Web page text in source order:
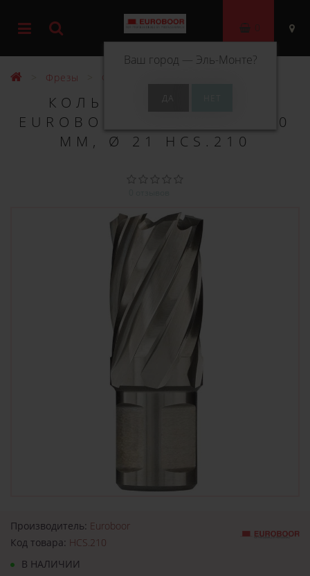
Ваш город — Эль-Монте?
0
Фрезы Фрезы HSS 30 мм
КОЛЬЦЕВОЕ СВЕРЛО
EUROBOOR HSS ДЛИНА 30
ММ, Ø 21 HCS.210
Производитель: Euroboor
Код товара: HCS.210
В НАЛИЧИИ